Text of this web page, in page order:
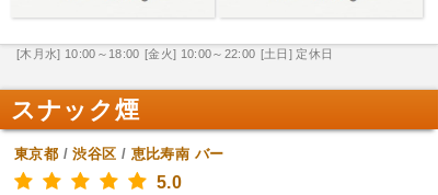
[木月水] 10:00～18:00 [金火] 10:00～22:00 [土日] 定休日
スナック煙
東京都 /渋谷区 / 恵比寿南 バー
5.0